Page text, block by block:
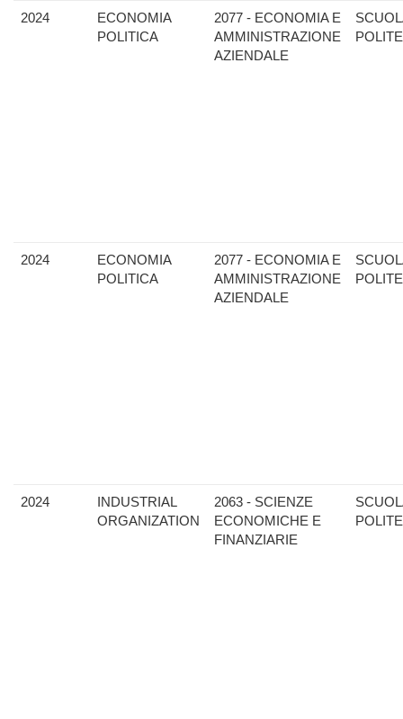
2024
ECONOMIA
POLITICA
2077 - ECONOMIA E
AMMINISTRAZIONE
AZIENDALE
2024
ECONOMIA
POLITICA
2077 - ECONOMIA E
AMMINISTRAZIONE
AZIENDALE
2024
INDUSTRIAL
ORGANIZATION
2063 - SCIENZE
ECONOMICHE E
FINANZIARIE